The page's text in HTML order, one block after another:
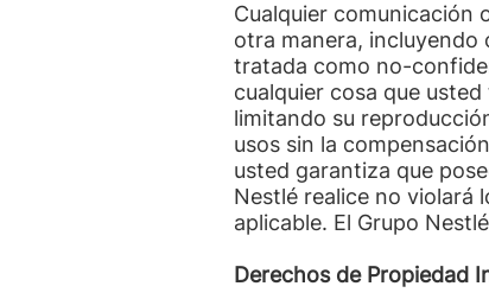
Cualquier comunicación
otra manera, incluyendo
tratada como no-
cualquier cosa que
limitando su
usos sin la
usted garantiza que
Nestlé realice no violará
aplicable. El Grupo
Derechos de Propiedad